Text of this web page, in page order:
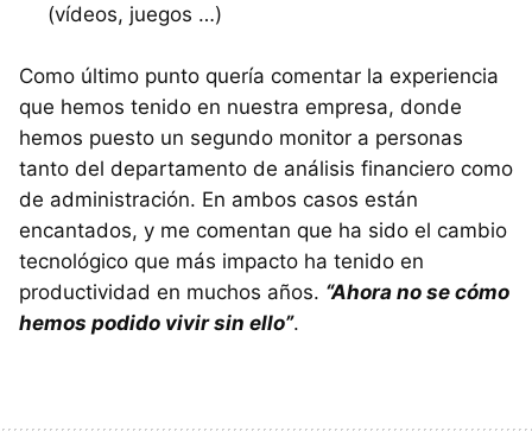
(vídeos, juegos …)
Como último punto quería comentar la experiencia
que hemos tenido en nuestra empresa, donde
hemos puesto un segundo monitor a personas
tanto del departamento de análisis financiero como
de administración. En ambos casos están
encantados, y me comentan que ha sido el cambio
tecnológico que más impacto ha tenido en
productividad en muchos años. “Ahora no se cómo
hemos podido vivir sin ello”.